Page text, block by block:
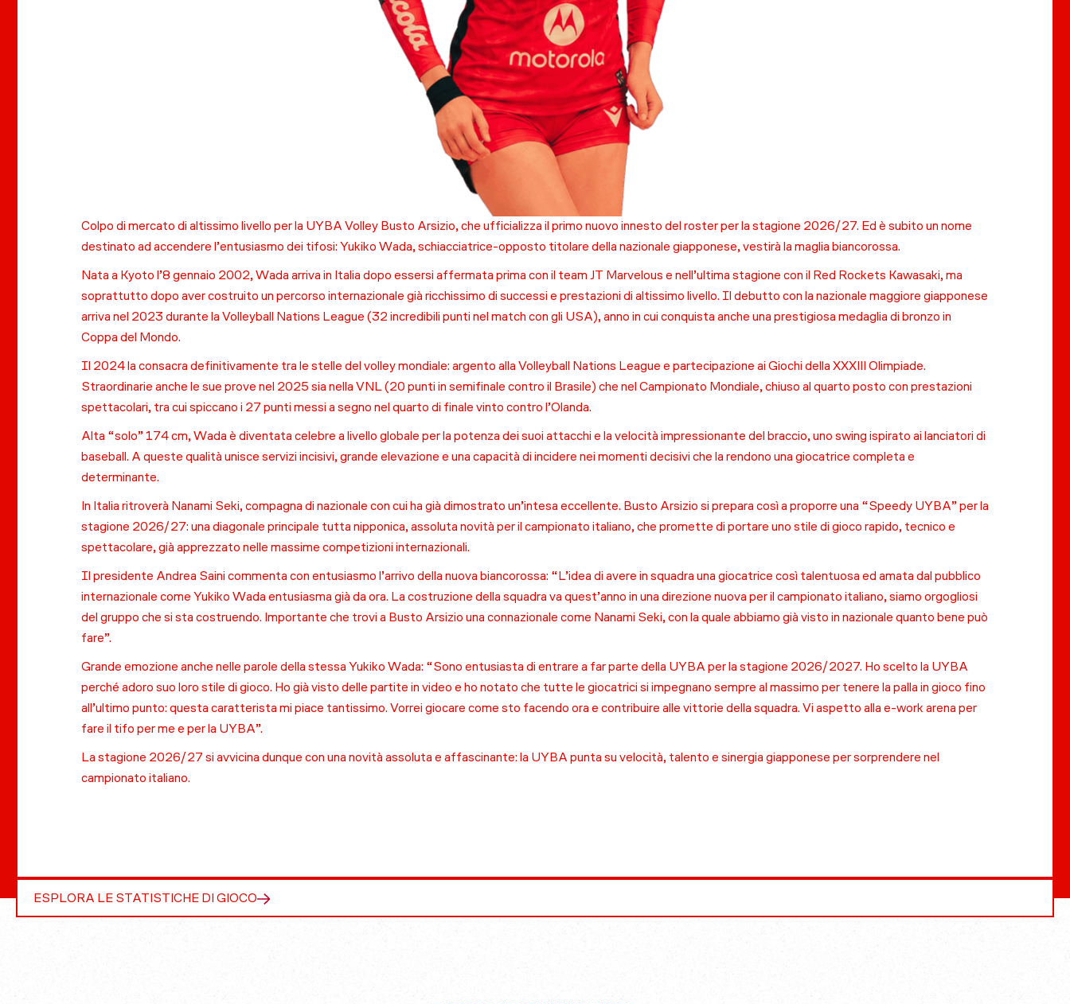
Colpo di mercato di altissimo livello per la UYBA Volley Busto Arsizio, che ufficializza il primo nuovo innesto del roster per la stagione 2026/27. Ed è subito un nome
destinato ad accendere l’entusiasmo dei tifosi: Yukiko Wada, schiacciatrice-opposto titolare della nazionale giapponese, vestirà la maglia biancorossa.
Nata a Kyoto l’8 gennaio 2002, Wada arriva in Italia dopo essersi affermata prima con il team JT Marvelous e nell’ultima stagione con il Red Rockets Kawasaki, ma
soprattutto dopo aver costruito un percorso internazionale già ricchissimo di successi e prestazioni di altissimo livello. Il debutto con la nazionale maggiore giapponese
arriva nel 2023 durante la Volleyball Nations League (32 incredibili punti nel match con gli USA), anno in cui conquista anche una prestigiosa medaglia di bronzo in
Coppa del Mondo.
Il 2024 la consacra definitivamente tra le stelle del volley mondiale: argento alla Volleyball Nations League e partecipazione ai Giochi della XXXIII Olimpiade.
Straordinarie anche le sue prove nel 2025 sia nella VNL (20 punti in semifinale contro il Brasile) che nel Campionato Mondiale, chiuso al quarto posto con prestazioni
spettacolari, tra cui spiccano i 27 punti messi a segno nel quarto di finale vinto contro l’Olanda.
Alta “solo” 174 cm, Wada è diventata celebre a livello globale per la potenza dei suoi attacchi e la velocità impressionante del braccio, uno swing ispirato ai lanciatori di
baseball. A queste qualità unisce servizi incisivi, grande elevazione e una capacità di incidere nei momenti decisivi che la rendono una giocatrice completa e
determinante.
In Italia ritroverà Nanami Seki, compagna di nazionale con cui ha già dimostrato un’intesa eccellente. Busto Arsizio si prepara così a proporre una “Speedy UYBA” per la
stagione 2026/27: una diagonale principale tutta nipponica, assoluta novità per il campionato italiano, che promette di portare uno stile di gioco rapido, tecnico e
spettacolare, già apprezzato nelle massime competizioni internazionali.
Il presidente Andrea Saini commenta con entusiasmo l’arrivo della nuova biancorossa: “L’idea di avere in squadra una giocatrice così talentuosa ed amata dal pubblico
internazionale come Yukiko Wada entusiasma già da ora. La costruzione della squadra va quest’anno in una direzione nuova per il campionato italiano, siamo orgogliosi
del gruppo che si sta costruendo. Importante che trovi a Busto Arsizio una connazionale come Nanami Seki, con la quale abbiamo già visto in nazionale quanto bene può
fare”.
Grande emozione anche nelle parole della stessa Yukiko Wada: “Sono entusiasta di entrare a far parte della UYBA per la stagione 2026/2027. Ho scelto la UYBA
perché adoro suo loro stile di gioco. Ho già visto delle partite in video e ho notato che tutte le giocatrici si impegnano sempre al massimo per tenere la palla in gioco fino
all’ultimo punto: questa caratterista mi piace tantissimo. Vorrei giocare come sto facendo ora e contribuire alle vittorie della squadra. Vi aspetto alla e-work arena per
fare il tifo per me e per la UYBA”.
La stagione 2026/27 si avvicina dunque con una novità assoluta e affascinante: la UYBA punta su velocità, talento e sinergia giapponese per sorprendere nel
campionato italiano.
ESPLORA LE STATISTICHE DI GIOCO